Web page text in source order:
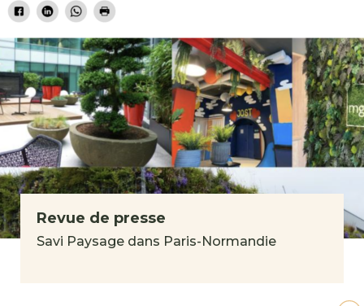
Revue de presse
Savi Paysage dans Paris-Normandie